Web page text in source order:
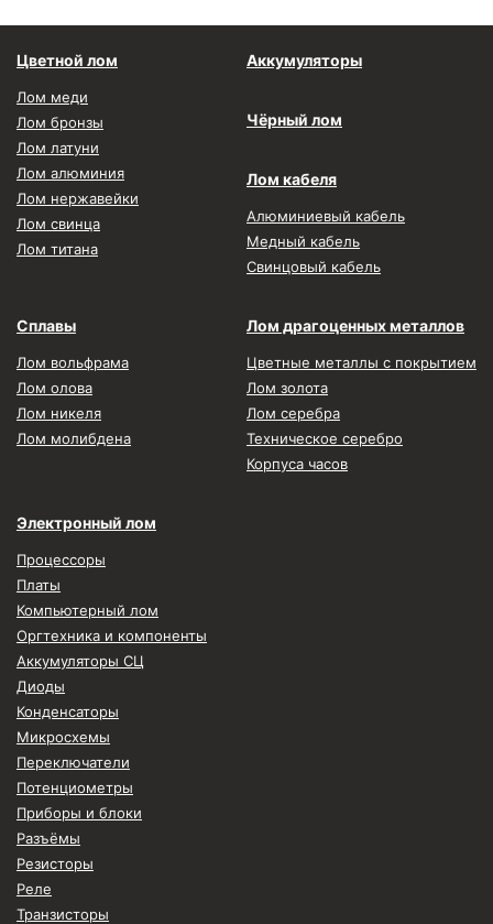
Цветной лом
Лом меди
Лом бронзы
Лом латуни
Лом алюминия
Лом нержавейки
Лом свинца
Лом титана
Аккумуляторы
Чёрный лом
Лом кабеля
Алюминиевый кабель
Медный кабель
Свинцовый кабель
Сплавы
Лом вольфрама
Лом олова
Лом никеля
Лом молибдена
Лом драгоценных металлов
Цветные металлы с покрытием
Лом золота
Лом серебра
Техническое серебро
Корпуса часов
Электронный лом
Процессоры
Платы
Компьютерный лом
Оргтехника и компоненты
Аккумуляторы СЦ
Диоды
Конденсаторы
Микросхемы
Переключатели
Потенциометры
Приборы и блоки
Разъёмы
Резисторы
Реле
Транзисторы